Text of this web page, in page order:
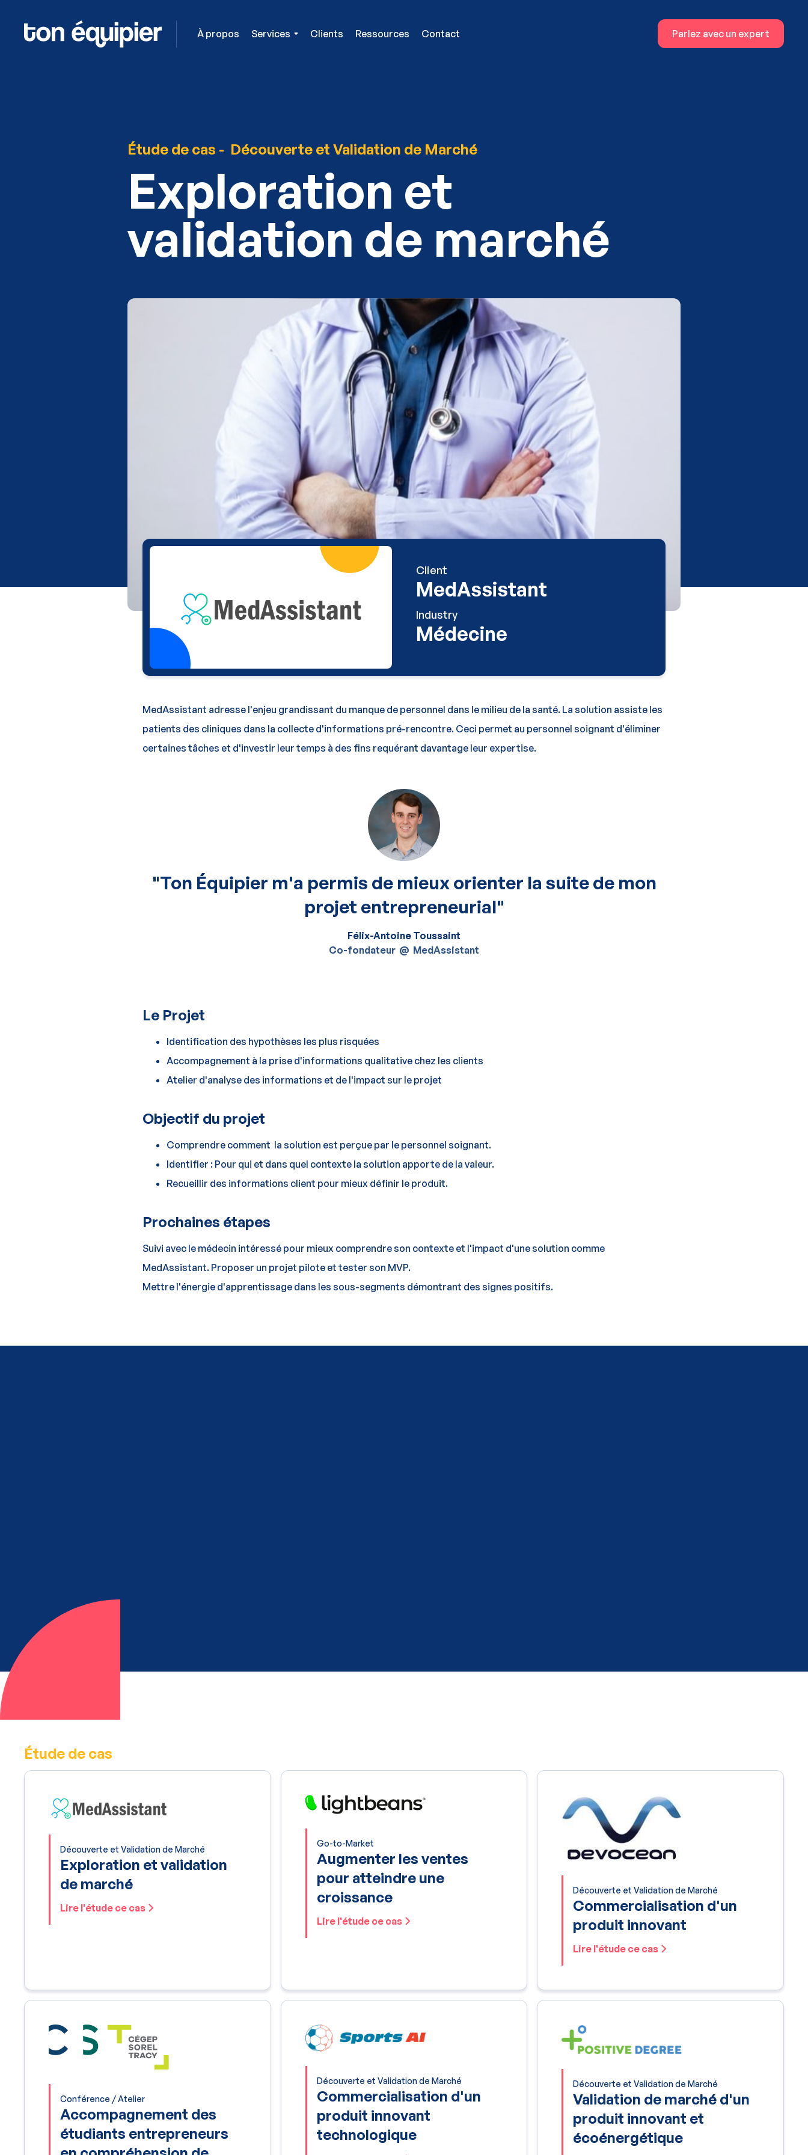
À propos Services Clients Ressources Contact Parlez avec un expert
Étude de cas - Découverte et Validation de Marché
Exploration et
validation de marché
Client
MedAssistant
Industry
Médecine
MedAssistant adresse l'enjeu grandissant du manque de personnel dans le milieu de la santé. La solution assiste les
patients des cliniques dans l a collecte d'informations pré-rencontre. Ceci permet au personnel soignant d'éliminer
certaines tâches et d'investir leur temps à des fins requérant davantage leur expertise.
"Ton Équipier m'a permis de mieux orienter la suite de mon
projet entrepreneurial"
Félix-Antoine Toussaint
Co-fondateur @ MedAssistant
Le Projet
Identification des hypothèses les plus risquées
Accompagnement à la prise d'informations qualitative chez les clients
Atelier d'analyse des informations et de l'impact sur le projet
Objectif du projet
Comprendre comment la solution est perçue par le personnel soignant.
Identifier : Pour qui et dans quel contexte la solution apporte de la valeur.
Recueillir des informations client pour mieux définir le produit.
Prochaines étapes
Suivi avec le médecin intéressé pour mieux comprendre son contexte et l'impact d'une solution comme
MedAssistant. Proposer un projet pilote et tester son MVP.
Mettre l'énergie d'apprentissage dans les sous-segments démontrant des signes positifs.
Étude de cas
Découverte et Validation de Marché
Exploration et validation
de marché
Lire l'étude ce cas
Go-to-Market
Augmenter les ventes
pour atteindre une
croissance
Lire l'étude ce cas
Découverte et Validation de Marché
Commercialisation d'un
produit innovant
Lire l'étude ce cas
Conférence / Atelier
Accompagnement des
étudiants entrepreneurs
Découverte et Validation de Marché
Commercialisation d'un
produit innovant
technologique
Découverte et Validation de Marché
Validation de marché d'un
produit innovant et
écoénergétique